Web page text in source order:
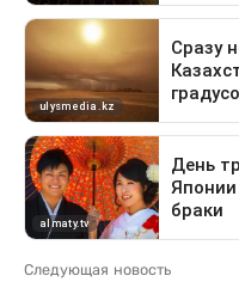
Следующая новость